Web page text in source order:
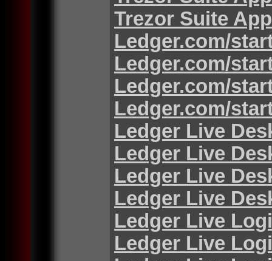
Trezor Suite App
Ledger.com/
Ledger.com/
Ledger.com/
Ledger.com/
Ledger Live
Ledger Live
Ledger Live
Ledger Live
Ledger Live
Ledger Live